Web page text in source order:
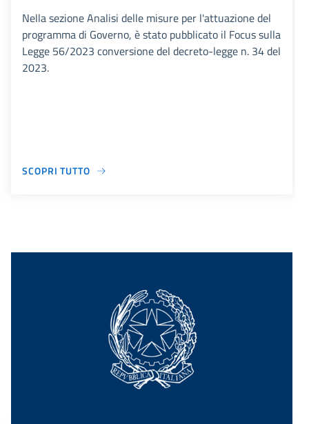
Nella sezione Analisi delle misure per l'attuazione del
programma di Governo, è stato pubblicato il Focus sulla
Legge 56/2023 conversione del decreto-legge n. 34 del
2023.
SCOPRI TUTTO